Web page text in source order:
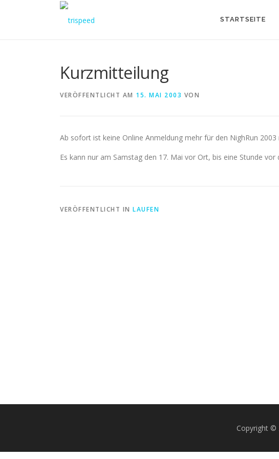
STARTSEITE
Kurzmitteilung
VERÖFFENTLICHT AM 15. MAI 2003 VON
Ab sofort ist keine Online Anmeldung mehr für den NighRun 2003
Es kann nur am Samstag den 17. Mai vor Ort, bis eine Stunde
VERÖFFENTLICHT IN LAUFEN
Copyright ©